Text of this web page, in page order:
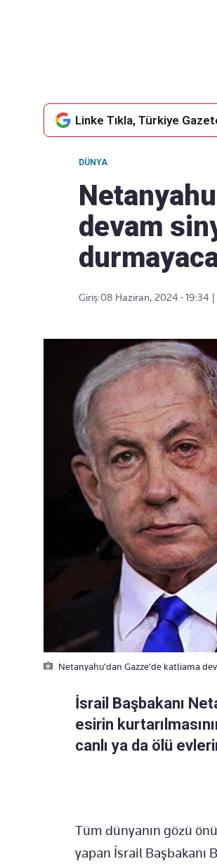
Linke Tıkla, Türkiye
DÜNYA
devam
Giriş:08 Haziran, 2024 - 19:34
Netanyahu'dan Gazze'de katliama
İsrail Başbakanı
esirin
canlı ya da ölü
Tüm dünyanın gözü
yapan İsrail Başbakanı